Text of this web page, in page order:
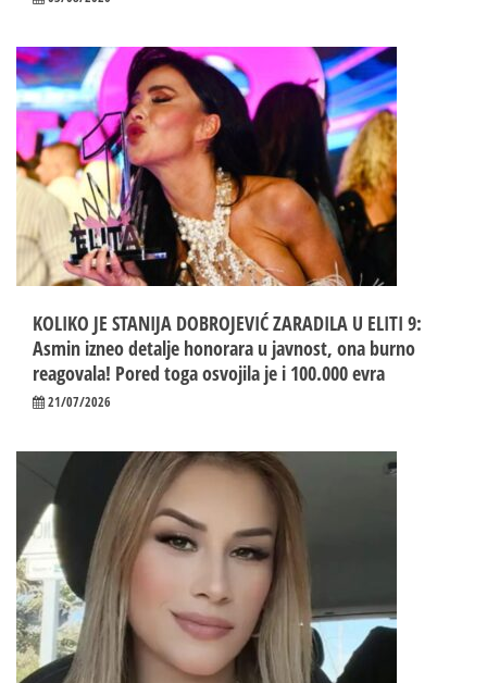
KOLIKO JE STANIJA DOBROJEVIĆ ZARADILA U ELITI 9:
Asmin izneo detalje honorara u javnost, ona burno
reagovala! Pored toga osvojila je i 100.000 evra
21/07/2026